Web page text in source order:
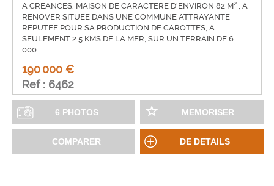
A CREANCES, MAISON DE CARACTERE D'ENVIRON 82 M² , A
RENOVER SITUEE DANS UNE COMMUNE ATTRAYANTE
REPUTEE POUR SA PRODUCTION DE CAROTTES, A
SEULEMENT 2.5 KMS DE LA MER, SUR UN TERRAIN DE 6
000...
190 000 €
Ref : 6462
6 PHOTOS MEMORISER
COMPARER DE DETAILS